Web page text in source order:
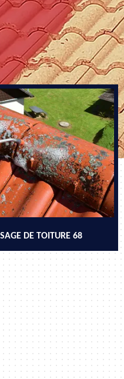
DE TOITURE 68